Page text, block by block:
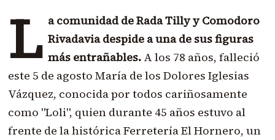
L a comunidad de Rada Tilly y Comodoro
Rivadavia despide a una de sus figuras
más entrañables.A los 78 años, falleció
este 5 de agosto María de los Dolores Iglesias
Vázquez, conocida por todos cariñosamente
como "Loli", quien durante 45 años estuvo al
frente de la histórica Ferretería El Hornero, un